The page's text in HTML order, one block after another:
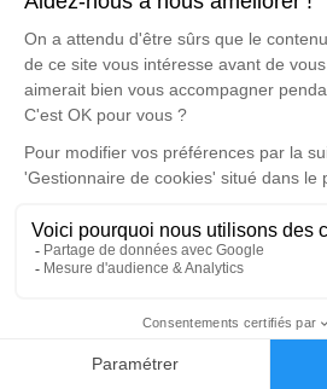
Faire-part
d'expression dédié à honorer la
LANGLOIS.
Un service de plantation d’arbre
disponible ici.
Cérémonie religieuse
Église de Clugnat
23270 Clugnat